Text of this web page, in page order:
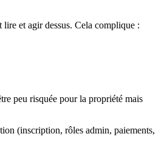
et agir dessus. Cela complique :
peu risquée pour la propriété mais
(inscription, rôles admin, paiements,